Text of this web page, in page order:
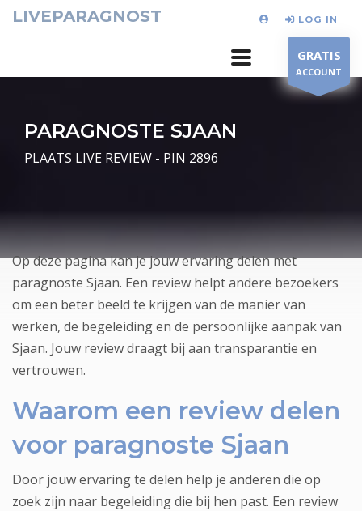
LIVEPARAGNOST LOG IN
GRATIS
ACCOUNT
PARAGNOSTE SJAAN
PLAATS LIVE REVIEW - PIN 2896
Op deze pagina kan je jouw ervaring delen met
paragnoste Sjaan. Een review helpt andere bezoekers
om een beter beeld te krijgen van de manier van
werken, de begeleiding en de persoonlijke aanpak van
Sjaan. Jouw review draagt bij aan transparantie en
vertrouwen.
Waarom een review delen
voor paragnoste Sjaan
Door jouw ervaring te delen help je anderen die op
zoek zijn naar begeleiding die bij hen past. Een review